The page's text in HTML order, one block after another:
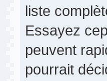
liste
Essayez
peuvent
pourrait